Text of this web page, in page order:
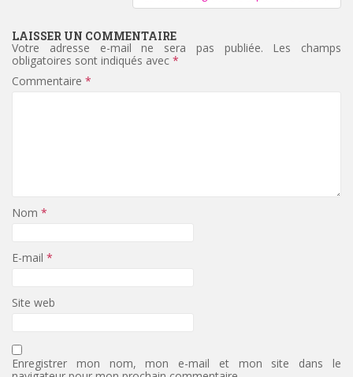
LAISSER UN COMMENTAIRE
Votre adresse e-mail ne sera pas publiée.
Les champs
obligatoires sont indiqués avec *
Commentaire *
Nom *
E-mail *
Site web
Enregistrer mon nom, mon e-mail et mon site dans le